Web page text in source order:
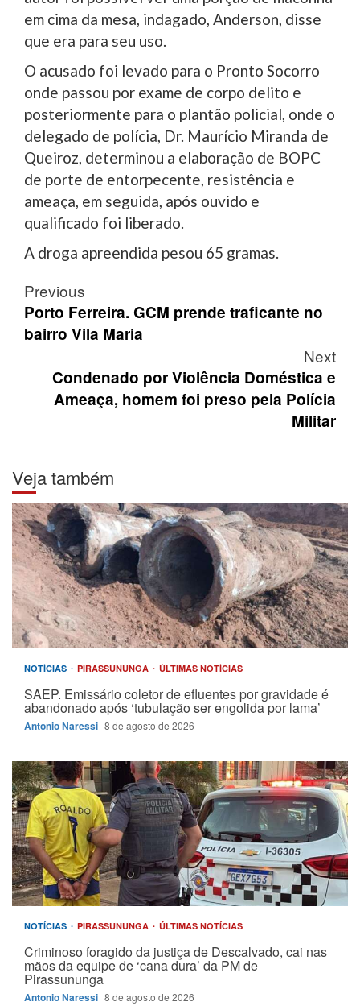
em cima da mesa, indagado, Anderson, disse
que era para seu uso.
O acusado foi levado para o Pronto Socorro
onde passou por exame de corpo delito e
posteriormente para o plantão policial, onde o
delegado de polícia, Dr. Maurício Miranda de
Queiroz, determinou a elaboração de BOPC
de porte de entorpecente, resistência e
ameaça, em seguida, após ouvido e
qualificado foi liberado.
A droga apreendida pesou 65 gramas.
Post
navigation
Previous
Porto Ferreira. GCM prende traficante no
bairro Vila Maria
Next
Condenado por Violência Doméstica e
Ameaça, homem foi preso pela Polícia
Militar
Veja também
NOTÍCIAS PIRASSUNUNGA ÚLTIMAS NOTÍCIAS
SAEP. Emissário coletor de efluentes por gravidade é
abandonado após ‘tubulação ser engolida por lama’
Antonio Naressi 8 de agosto de 2026
NOTÍCIAS PIRASSUNUNGA ÚLTIMAS NOTÍCIAS
Criminoso foragido da justiça de Descalvado, cai nas
mãos da equipe de ‘cana dura’ da PM de
Pirassununga
Antonio Naressi 8 de agosto de 2026